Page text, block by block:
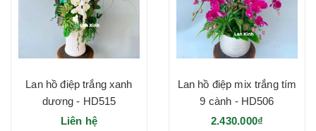
Lan hồ điệp trắng xanh
dương - HD515
Liên hệ
Lan hồ điệp mix trắng tím
9 cành - HD506
2.430.000₫